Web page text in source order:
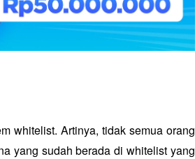
whitelist. Artinya, tidak semua orang
yang sudah berada di whitelist yang